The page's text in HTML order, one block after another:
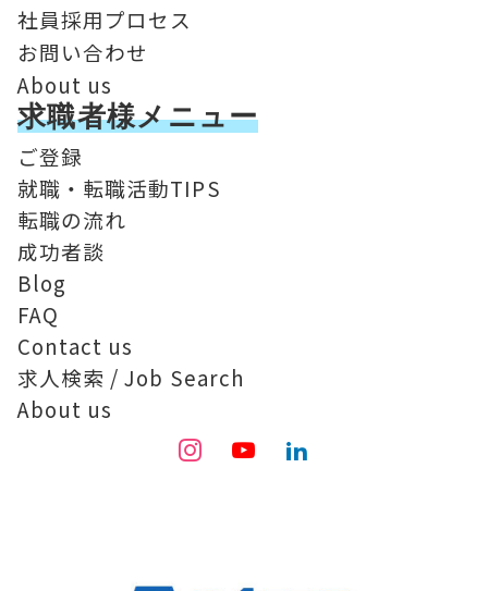
社員採用プロセス
お問い合わせ
About us
求職者様メニュー
ご登録
就職・転職活動TIPS
転職の流れ
成功者談
Blog
FAQ
Contact us
求人検索 / Job Search
About us